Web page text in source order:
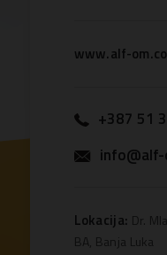
www.alf-
+387 51
Lokacija: Dr.
BA, Banja Luka